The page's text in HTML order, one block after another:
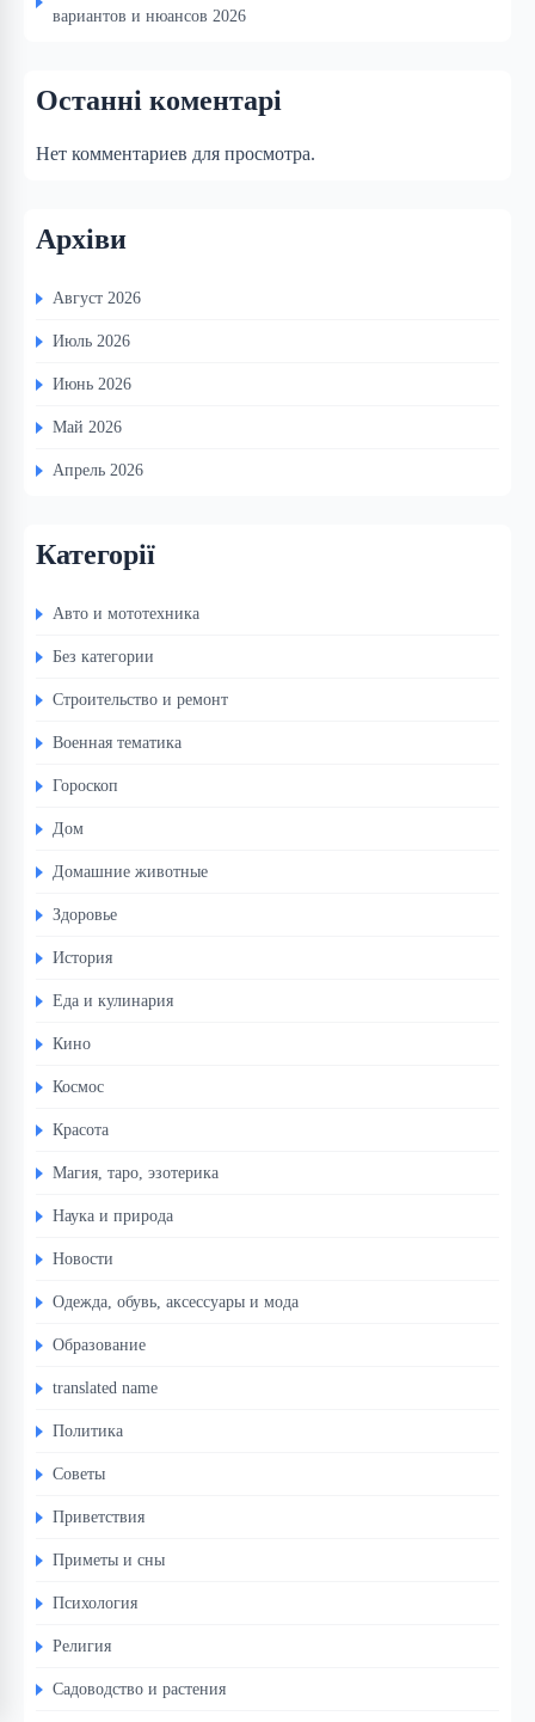
вариантов и нюансов 2026
Останні коментарі
Нет комментариев для просмотра.
Архіви
Август 2026
Июль 2026
Июнь 2026
Май 2026
Апрель 2026
Категорії
Авто и мототехника
Без категории
Строительство и ремонт
Военная тематика
Гороскоп
Дом
Домашние животные
Здоровье
История
Еда и кулинария
Кино
Космос
Красота
Магия, таро, эзотерика
Наука и природа
Новости
Одежда, обувь, аксессуары и мода
Образование
translated name
Политика
Советы
Приветствия
Приметы и сны
Психология
Религия
Садоводство и растения